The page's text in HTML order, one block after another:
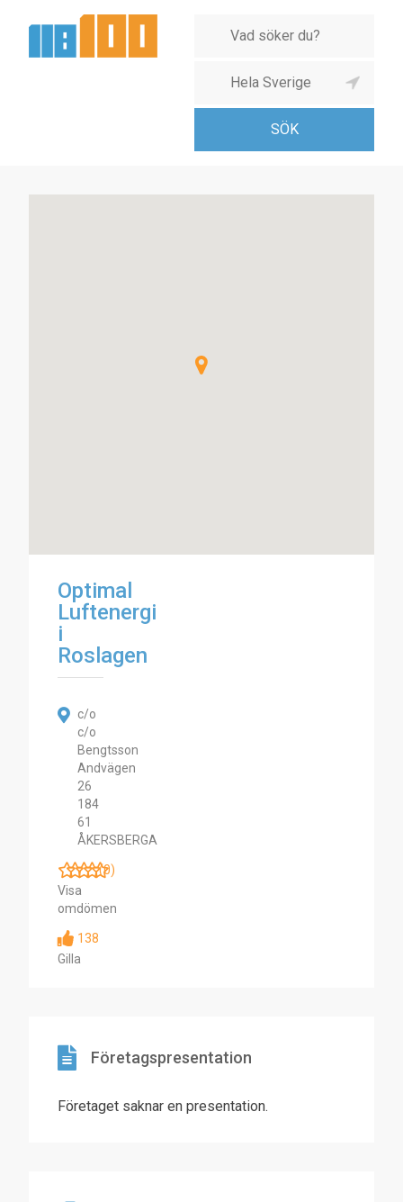
Optimal
Luftenergi
i
Roslagen
c/o
c/o
Bengtsson
Andvägen
26
184
61
ÅKERSBERGA
(0)
Visa
omdömen
138
Gilla
Företagspresentation
Företaget saknar en presentation.